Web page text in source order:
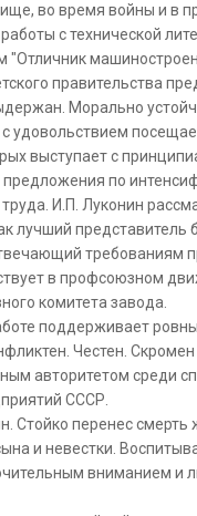
во время войны и в
с технической
"Отличник
правительства
Морально
удовольствием
выступает с
по
труда. И.П. Луконин
лучший представитель
требованиям
в профсоюзном
комитета завода.
поддерживает
Честен.
авторитетом среди
СССР.
Стойко перенес смерть
и невестки.
вниманием и